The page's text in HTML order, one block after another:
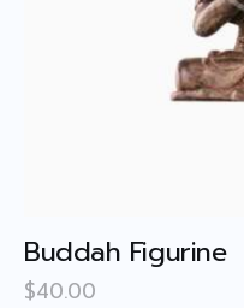
ติดต่อเรา ▾
Contact Us
Buddah Figurine
$40.00